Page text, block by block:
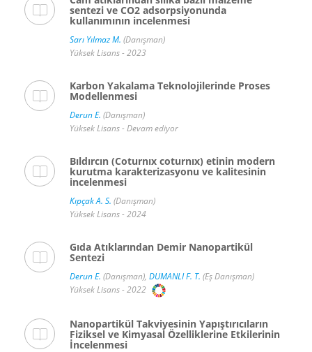
sentezi ve CO2 adsorpsiyonunda
kullanımının incelenmesi
Sarı Yılmaz M. (Danışman)
Yüksek Lisans - 2023
Karbon Yakalama Teknolojilerinde Proses
Modellenmesi
Derun E. (Danışman)
Yüksek Lisans - Devam ediyor
Bıldırcın (Coturnıx coturnıx) etinin modern
kurutma karakterizasyonu ve kalitesinin
incelenmesi
Kıpçak A. S. (Danışman)
Yüksek Lisans - 2024
Gıda Atıklarından Demir Nanopartikül
Sentezi
Derun E. (Danışman), DUMANLI F. T. (Eş Danışman)
Yüksek Lisans - 2022
Nanopartikül Takviyesinin Yapıştırıcıların
Fiziksel ve Kimyasal Özelliklerine Etkilerinin
İncelenmesi